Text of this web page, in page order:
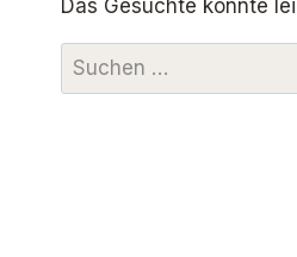
Das Gesuchte konnte
Suchen
nach: